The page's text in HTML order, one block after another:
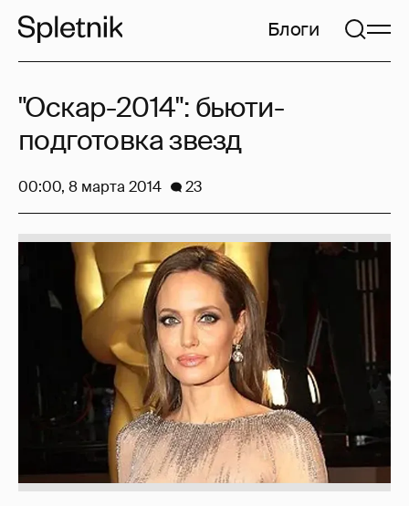
Блоги
"Оскар-2014": бьюти-
подготовка звезд
00:00, 8 марта 2014 23